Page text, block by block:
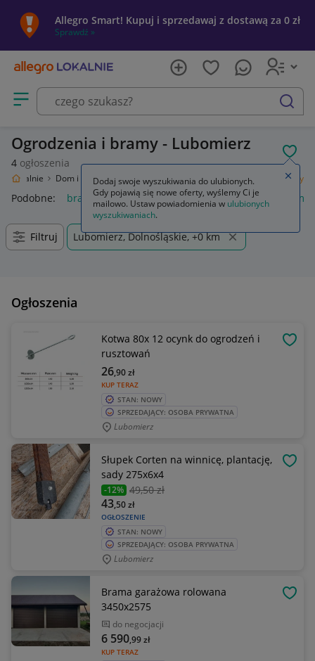
Allegro Smart! Kupuj i sprzedawaj z dostawą za 0 zł
Sprawdź »
Otwórz menu z kategoriami
szukaj
Ogrodzenia i bramy - Lubomierz
4 ogłoszenia
Lokalnie Dom i Ogród Budownictwo i Akcesoria Ogrodzenia i bramy
Podobne: bramy i ogrodzenia ogrodzenia panelowe i bramy
Filtruj Lubomierz, Dolnośląskie, +0 km
Ogłoszenia
Kotwa 80x 12 ocynk do ogrodzeń i
rusztowań
KUP TERAZ
26,90zł
STAN: NOWY
SPRZEDAJĄCY: OSOBA PRYWATNA
Lubomierz
Słupek Corten na winnicę, plantację,
sady 275x6x4
-12% 49,50 zł
OGŁOSZENIE
43,50zł
STAN: NOWY
SPRZEDAJĄCY: OSOBA PRYWATNA
Lubomierz
Brama garażowa rolowana
3450x2575
do negocjacji
KUP TERAZ
6 590,99zł
Dodaj swoje wyszukiwania do ulubionych.
Gdy pojawią się nowe oferty, wyślemy Ci je
mailowo. Ustaw powiadomienia w ulubionych
wyszukiwaniach.